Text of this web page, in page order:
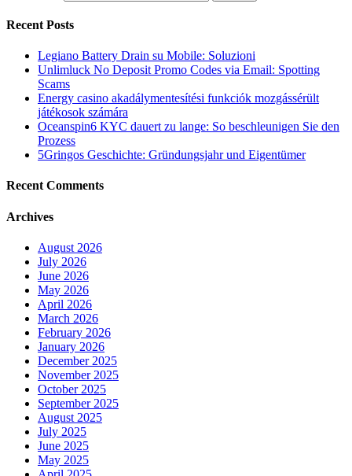
Recent Posts
Legiano Battery Drain su Mobile: Soluzioni
Unlimluck No Deposit Promo Codes via Email: Spotting
Scams
Energy casino akadálymentesítési funkciók mozgássérült
játékosok számára
Oceanspin6 KYC dauert zu lange: So beschleunigen Sie den
Prozess
5Gringos Geschichte: Gründungsjahr und Eigentümer
Recent Comments
Archives
August 2026
July 2026
June 2026
May 2026
April 2026
March 2026
February 2026
January 2026
December 2025
November 2025
October 2025
September 2025
August 2025
July 2025
June 2025
May 2025